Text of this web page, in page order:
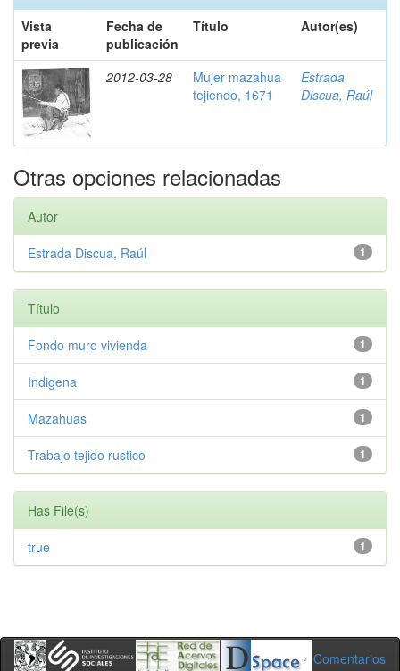
Vista
previa
Fecha de
publicación
Título Autor(es)
2012-03-28
Mujer mazahua
tejiendo, 1671
Estrada
Discua, Raúl
Otras opciones relacionadas
Autor
1
Estrada Discua, Raúl
Título
1
Fondo muro vivienda
1
Indigena
1
Mazahuas
1
Trabajo tejido rustico
Has File(s)
1
true
Comentarios